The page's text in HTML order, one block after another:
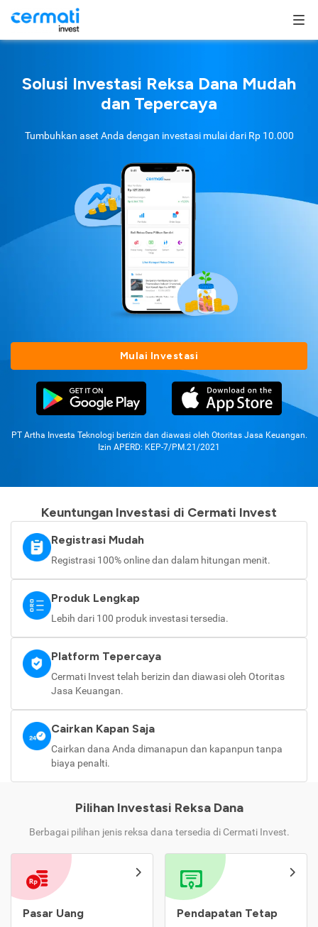
Solusi Investasi Reksa Dana Mudah
dan Tepercaya
Tumbuhkan aset Anda dengan investasi mulai dari Rp 10.000
Mulai Investasi
PT Artha Investa Teknologi berizin dan diawasi oleh Otoritas Jasa Keuangan.
Izin APERD: KEP-7/PM.21/2021
Keuntungan Investasi di Cermati Invest
Registrasi Mudah
Registrasi 100% online dan dalam hitungan menit.
Produk Lengkap
Lebih dari 100 produk investasi tersedia.
Platform Tepercaya
Cermati Invest telah berizin dan diawasi oleh Otoritas
Jasa Keuangan.
Cairkan Kapan Saja
Cairkan dana Anda dimanapun dan kapanpun tanpa
biaya penalti.
Pilihan Investasi Reksa Dana
Berbagai pilihan jenis reksa dana tersedia di Cermati Invest.
Pasar Uang Pendapatan Tetap